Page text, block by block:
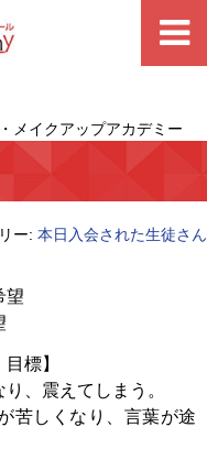
メイクアップアカデミー
ー: 本日入会された生徒さん
望
標】
、震えてしまう。
苦しくなり、言葉が途